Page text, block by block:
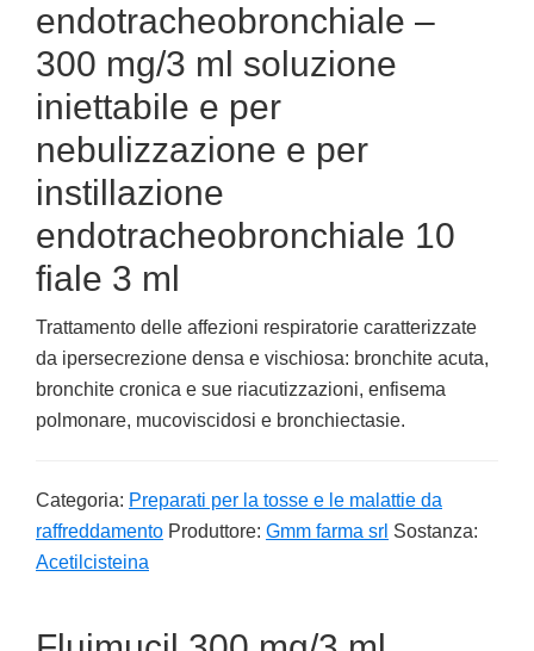
endotracheobronchiale –
300 mg/3 ml soluzione
iniettabile e per
nebulizzazione e per
instillazione
endotracheobronchiale 10
fiale 3 ml
Trattamento delle affezioni respiratorie caratterizzate
da ipersecrezione densa e vischiosa: bronchite acuta,
bronchite cronica e sue riacutizzazioni, enfisema
polmonare, mucoviscidosi e bronchiectasie.
Categoria: Preparati per la tosse e le malattie da
raffreddamento Produttore: Gmm farma srl Sostanza:
Acetilcisteina